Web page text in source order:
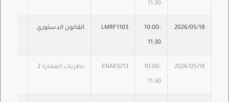
11:30
2026/05/18
10:00-
11:30
LMRF1103 القانون الدستوري
2026/05/18
10:00-
11:30
ENAR3213 نظريات العمارة 2